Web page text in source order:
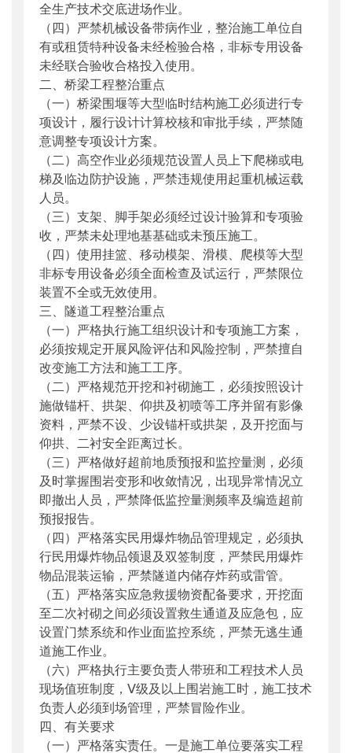
全生产技术交底进场作业。
（四）严禁机械设备带病作业，整治施工单位自
有或租赁特种设备未经检验合格，非标专用设备
未经联合验收合格投入使用。
二、桥梁工程整治重点
（一）桥梁围堰等大型临时结构施工必须进行专
项设计，履行设计计算校核和审批手续，严禁随
意调整专项设计方案。
（二）高空作业必须规范设置人员上下爬梯或电
梯及临边防护设施，严禁违规使用起重机械运载
人员。
（三）支架、脚手架必须经过设计验算和专项验
收，严禁未处理地基基础或未预压施工。
（四）使用挂篮、移动模架、滑模、爬模等大型
非标专用设备必须全面检查及试运行，严禁限位
装置不全或无效使用。
三、隧道工程整治重点
（一）严格执行施工组织设计和专项施工方案，
必须按规定开展风险评估和风险控制，严禁擅自
改变施工方法和施工工序。
（二）严格规范开挖和衬砌施工，必须按照设计
施做锚杆、拱架、仰拱及初喷等工序并留有影像
资料，严禁不设、少设锚杆或拱架，及开挖面与
仰拱、二衬安全距离过长。
（三）严格做好超前地质预报和监控量测，必须
及时掌握围岩变形和收敛情况，出现异常情况立
即撤出人员，严禁降低监控量测频率及编造超前
预报报告。
（四）严格落实民用爆炸物品管理规定，必须执
行民用爆炸物品领退及双签制度，严禁民用爆炸
物品混装运输，严禁隧道内储存炸药或雷管。
（五）严格落实应急救援物资配备要求，开挖面
至二次衬砌之间必须设置救生通道及应急包，应
设置门禁系统和作业面监控系统，严禁无逃生通
道施工作业。
（六）严格执行主要负责人带班和工程技术人员
现场值班制度，Ⅴ级及以上围岩施工时，施工技术
负责人必须到场管理，严禁冒险作业。
四、有关要求
（一）严格落实责任。一是施工单位要落实工程